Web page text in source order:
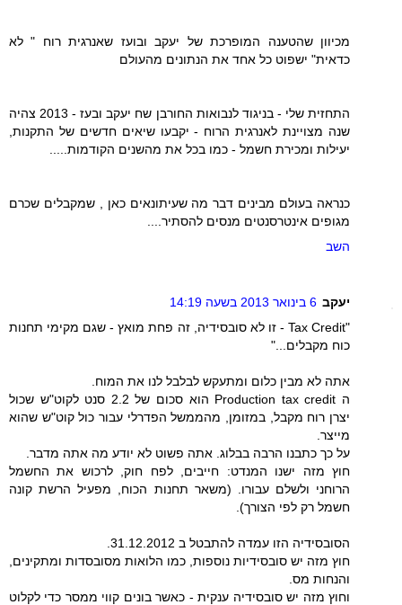
מכיוון שהטענה המופרכת של יעקב ובועז שאנרגית רוח " לא
כדאית" ישפוט כל אחד את הנתונים מהעולם
התחזית שלי - בניגוד לנבואות החורבן שח יעקב ובעז - 2013 צהיה
שנה מצויינת לאנרגית הרוח - יקבעו שיאים חדשים של התקנות,
יעילות ומכירת חשמל - כמו בכל את מהשנים הקודמות.....
כנראה בעולם מבינים דבר מה שעיתונאים כאן , שמקבלים שכרם
מגופים אינטרסנטים מנסים להסתיר....
השב
יעקב 6 בינואר 2013 בשעה 14:19
"Tax Credit - זו לא סובסידיה, זה פחת מואץ - שגם מקימי תחנות
כוח מקבלים..."
אתה לא מבין כלום ומתעקש לבלבל לנו את המוח.
ה Production tax credit הוא סכום של 2.2 סנט לקוט"ש שכול
יצרן רוח מקבל, במזומן, מהממשל הפדרלי עבור כול קוט"ש שהוא
מייצר.
על כך כתבנו הרבה בבלוג. אתה פשוט לא יודע מה אתה מדבר.
חוץ מזה ישנו המנדט: חייבים, לפח חוק, לרכוש את החשמל
הרוחני ולשלם עבורו. (משאר תחנות הכוח, מפעיל הרשת קונה
חשמל רק לפי הצורך).
הסובסידיה הזו עמדה להתבטל ב 31.12.2012.
חוץ מזה יש סובסידיות נוספות, כמו הלואות מסובסדות ומתקינים,
והנחות מס.
וחוץ מזה יש סובסידיה ענקית - כאשר בונים קווי ממסר כדי לקלוט